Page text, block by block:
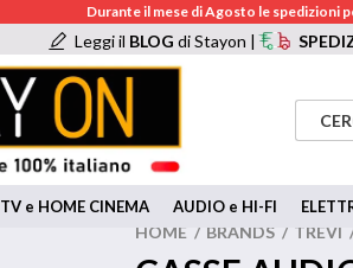
Durante il mese di Agosto le spedizioni
Leggi il BLOGdi Stayon |
TV e HOME CINEMA AUDIO e HI-FI
HOME / BRANDS / TREVI